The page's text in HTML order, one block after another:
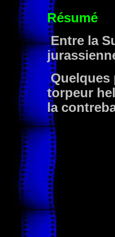
Résumé
Entre la
Quelques
torpeur
la